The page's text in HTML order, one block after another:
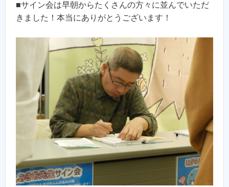
■サイン会は早朝からたくさんの方々に並んでいただ
きました！本当にありがとうございます！